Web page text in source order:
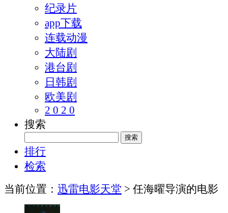
纪录片
app下载
连载动漫
大陆剧
港台剧
日韩剧
欧美剧
2 0 2 0
搜索
排行
检索
当前位置： 迅雷电影天堂 > 任海曜导演的电影